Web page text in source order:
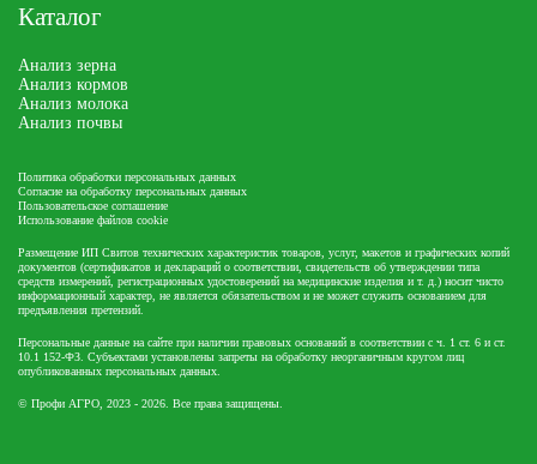
Каталог
Анализ зерна
Анализ кормов
Анализ молока
Анализ почвы
Политика обработки персональных данных
Согласие на обработку персональных данных
Пользовательское соглашение
Использование файлов cookie
Размещение ИП Свитов технических характеристик товаров, услуг, макетов и графических копий
документов (сертификатов и деклараций о соответствии, свидетельств об утверждении типа
средств измерений, регистрационных удостоверений на медицинские изделия и т. д.) носит чисто
информационный характер, не является обязательством и не может служить основанием для
предъявления претензий.
Персональные данные на сайте при наличии правовых оснований в соответствии с ч. 1 ст. 6 и ст.
10.1 152-ФЗ. Субъектами установлены запреты на обработку неорганичным кругом лиц
опубликованных персональных данных.
© Профи АГРО, 2023 - 2026. Все права защищены.